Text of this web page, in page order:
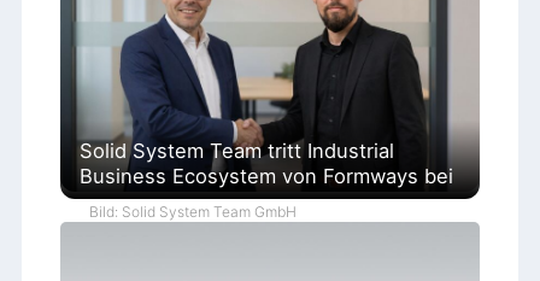
Solid System Team tritt Industrial
Business Ecosystem von Formways bei
Bild: Solid System Team GmbH